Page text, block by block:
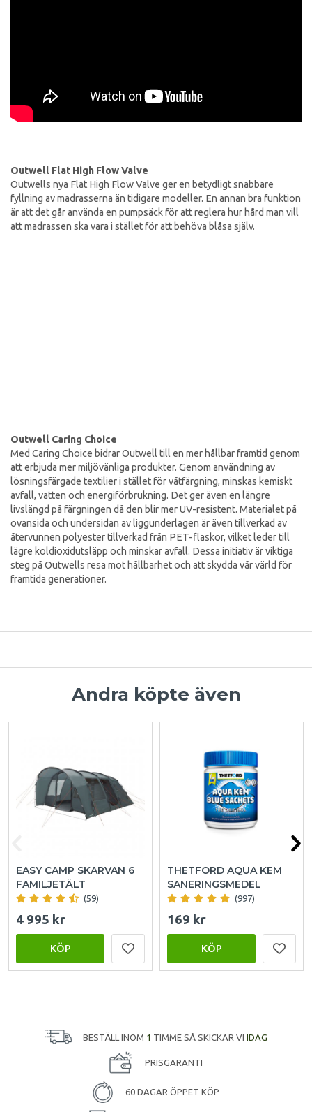
Outwell Flat High Flow Valve
Outwells nya Flat High Flow Valve ger en betydligt snabbare
fyllning av madrasserna än tidigare modeller. En annan bra funktion
är att det går använda en pumpsäck för att reglera hur hård man vill
att madrassen ska vara i stället för att behöva blåsa själv.
Outwell Caring Choice
Med Caring Choice bidrar Outwell till en mer hållbar framtid genom
att erbjuda mer miljövänliga produkter. Genom användning av
lösningsfärgade textilier i stället för våtfärgning, minskas kemiskt
avfall, vatten och energiförbrukning. Det ger även en längre
livslängd på färgningen då den blir mer UV-resistent. Materialet på
ovansida och undersidan av liggunderlagen är även tillverkad av
återvunnen polyester tillverkad från PET-flaskor, vilket leder till
lägre koldioxidutsläpp och minskar avfall. Dessa initiativ är viktiga
steg på Outwells resa mot hållbarhet och att skydda vår värld för
framtida generationer.
Andra köpte även
EASY CAMP SKARVAN 6
FAMILJETÄLT
(59)
4 995 kr
KÖP
THETFORD AQUA KEM
SANERINGSMEDEL
(997)
169 kr
KÖP
BESTÄLL INOM 1 TIMME SÅ SKICKAR VI IDAG
PRISGARANTI
60 DAGAR ÖPPET KÖP